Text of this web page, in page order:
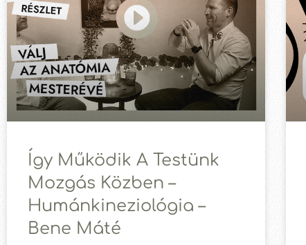
Így Működik A Testünk
Mozgás Közben –
Humánkineziológia –
Bene Máté